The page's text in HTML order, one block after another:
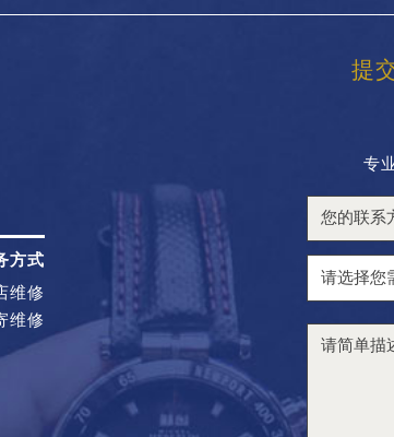
提
专
方式
维修
维修